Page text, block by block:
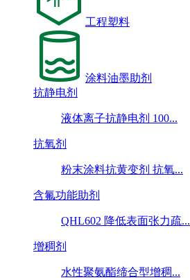
工程塑料
涂料油墨助剂
抗静电剂
液体离子抗静电剂 100...
抗氧剂
粉末涂料抗黄变剂 抗氧...
含氟功能助剂
QHL602 降低表面张力疏...
增稠剂
水性聚氨酯缔合型增稠...